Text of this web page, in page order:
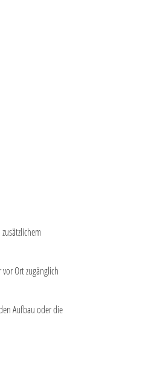
Ort zugänglich
Aufbau oder die